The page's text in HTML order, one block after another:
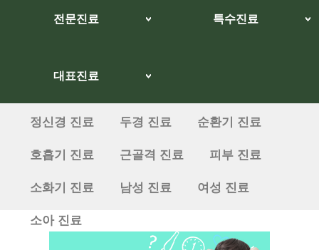
전문진료 특수진료
대표진료
정신경 진료 두경 진료 순환기 진료
호흡기 진료 근골격 진료 피부 진료
소화기 진료 남성 진료 여성 진료
소아 진료